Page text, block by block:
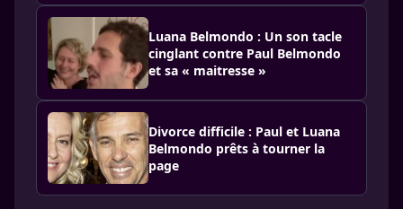
Luana Belmondo : Un son tacle
cinglant contre Paul Belmondo
et sa « maitresse »
Divorce difficile : Paul et Luana
Belmondo prêts à tourner la
page